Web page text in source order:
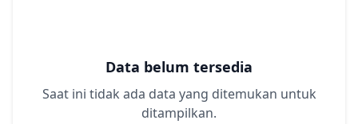
Data belum tersedia
Saat ini tidak ada data yang ditemukan untuk
ditampilkan.